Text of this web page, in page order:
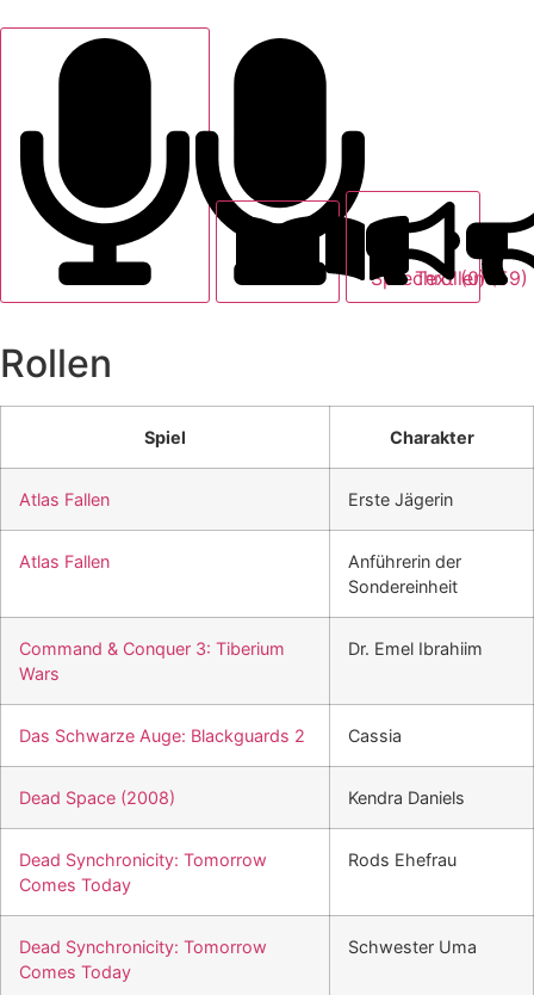
Sprechrollen (59)
Text (0)
Rollen
Spiel Charakter
Atlas Fallen Erste Jägerin
Atlas Fallen
Anführerin der
Sondereinheit
Command & Conquer 3: Tiberium
Wars
Dr. Emel Ibrahiim
Das Schwarze Auge: Blackguards 2 Cassia
Dead Space (2008) Kendra Daniels
Dead Synchronicity: Tomorrow
Comes Today
Rods Ehefrau
Dead Synchronicity: Tomorrow
Comes Today
Schwester Uma